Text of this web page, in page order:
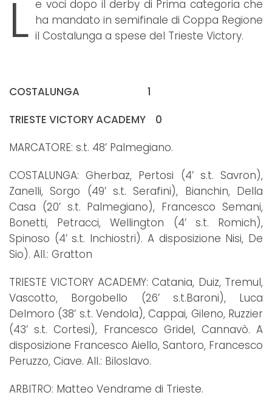
L e voci dopo il derby di Prima categoria che
ha mandato in semifinale di Coppa Regione
il Costalunga a spese del Trieste Victory.
COSTALUNGA 1
TRIESTE VICTORY ACADEMY 0
MARCATORE: s.t. 48’ Palmegiano.
COSTALUNGA: Gherbaz, Pertosi (4’ s.t. Savron),
Zanelli, Sorgo (49’ s.t. Serafini), Bianchin, Della
Casa (20’ s.t. Palmegiano), Francesco Semani,
Bonetti, Petracci, Wellington (4’ s.t. Romich),
Spinoso (4’ s.t. Inchiostri). A disposizione Nisi, De
Sio). All.: Gratton
TRIESTE VICTORY ACADEMY: Catania, Duiz, Tremul,
Vascotto, Borgobello (26’ s.t.Baroni), Luca
Delmoro (38’ s.t. Vendola), Cappai, Gileno, Ruzzier
(43’ s.t. Cortesi), Francesco Gridel, Cannavò. A
disposizione Francesco Aiello, Santoro, Francesco
Peruzzo, Ciave. All.: Biloslavo.
ARBITRO: Matteo Vendrame di Trieste.